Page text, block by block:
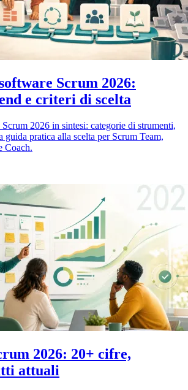
Scrum 2026:
e criteri di scelta
2026 in sintesi: categorie di strumenti,
guida pratica alla scelta per Scrum Team,
Coach.
2026: 20+ cifre,
attuali